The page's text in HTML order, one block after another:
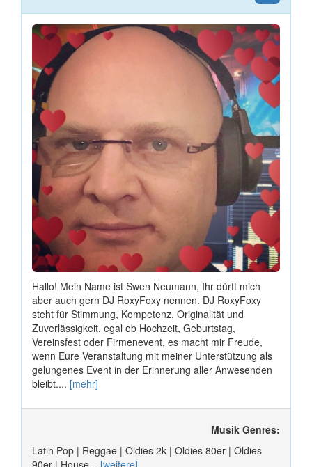
Hallo! Mein Name ist Swen Neumann, Ihr dürft mich
aber auch gern DJ RoxyFoxy nennen. DJ RoxyFoxy
steht für Stimmung, Kompetenz, Originalität und
Zuverlässigkeit, egal ob Hochzeit, Geburtstag,
Vereinsfest oder Firmenevent, es macht mir Freude,
wenn Eure Veranstaltung mit meiner Unterstützung als
gelungenes Event in der Erinnerung aller Anwesenden
bleibt.... [mehr]
Musik Genres:
Latin Pop | Reggae | Oldies 2k | Oldies 80er | Oldies